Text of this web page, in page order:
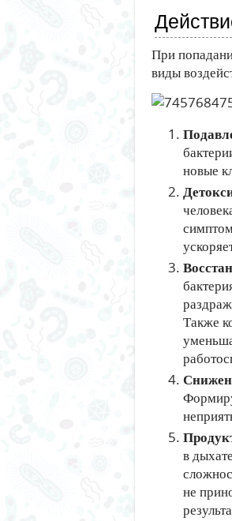
При
виды
новые
Также
в
не